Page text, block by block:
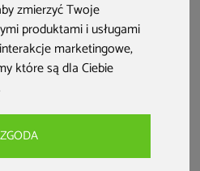
zmierzyć Twoje
produktami i usługami
marketingowe,
które są dla Ciebie
ZGODA